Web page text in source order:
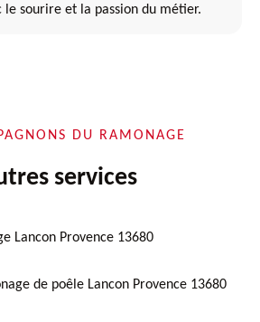
le sourire et la passion du métier.
DU RAMONAGE
services
Lancon Provence 13680
de poêle Lancon Provence 13680